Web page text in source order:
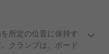
所定の位置に保持す
クランプは、ボード